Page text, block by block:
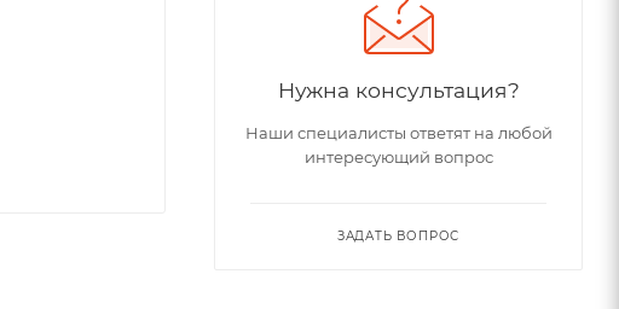
Нужна консультация?
Наши специалисты ответят на любой
интересующий вопрос
ЗАДАТЬ ВОПРОС